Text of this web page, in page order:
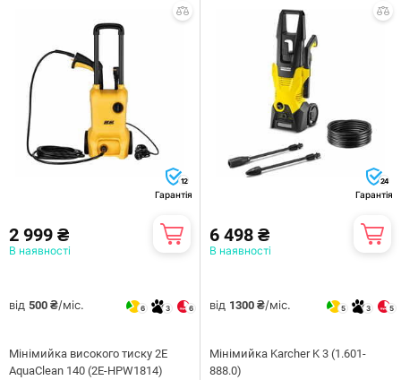
12
Гарантія
2 999 ₴
В наявності
від 500 ₴/міс. 6 3 6
Мінімийка високого тиску 2E
AquaClean 140 (2E-HPW1814)
24
Гарантія
6 498 ₴
В наявності
від 1300 ₴/міс. 5 3 5
Мiнiмийка Karcher K 3 (1.601-
888.0)